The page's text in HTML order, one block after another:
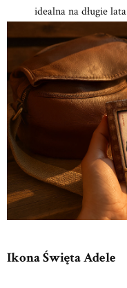
idealna na długie lata
Ikona ŚwiętaAdele